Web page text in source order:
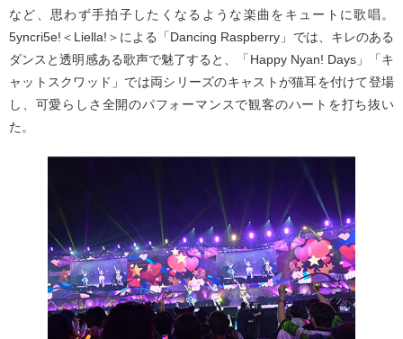
など、思わず手拍子したくなるような楽曲をキュートに歌唱。
5yncri5e!＜Liella!＞による「Dancing Raspberry」では、キレのある
ダンスと透明感ある歌声で魅了すると、「Happy Nyan! Days」「キ
ャットスクワッド」では両シリーズのキャストが猫耳を付けて登場
し、可愛らしさ全開のパフォーマンスで観客のハートを打ち抜い
た。